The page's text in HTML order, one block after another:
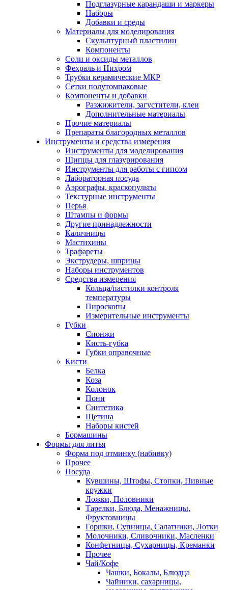
Подглазурные карандаши и маркеры
Наборы
Добавки и среды
Материалы для моделирования
Скульптурный пластилин
Компоненты
Соли и оксиды металлов
Фехраль и Нихром
Трубки керамические МКР
Сетки полутомпаковые
Компоненты и добавки
Разжижители, загустители, клеи
Дополнительные материалы
Прочие материалы
Препараты благородных металлов
Инструменты и средства измерения
Инструменты для моделирования
Щипцы для глазурирования
Инструменты для работы с гипсом
Лабораторная посуда
Аэрографы, краскопульты
Текстурные инструменты
Перья
Штампы и формы
Другие принадлежности
Калячницы
Мастихины
Трафареты
Экструдеры, шприцы
Наборы инструментов
Средства измерения
Кольца/пастилки контроля
температуры
Пироскопы
Измерительные инструменты
Губки
Спонжи
Кисть-губка
Губки оправочные
Кисти
Белка
Коза
Колонок
Пони
Синтетика
Щетина
Наборы кистей
Бормашины
Формы для литья
Форма под отминку (набивку)
Прочее
Посуда
Кувшины, Штофы, Стопки, Пивные
кружки
Ложки, Половники
Тарелки, Блюда, Менажницы,
Фруктовницы
Горшки, Супницы, Салатники, Лотки
Молочники, Сливочники, Масленки
Конфетницы, Сухарницы, Креманки
Прочее
Чай/Кофе
Чашки, Бокалы, Блюдца
Чайники, сахарницы,